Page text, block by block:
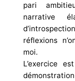
pari
narrative
réflexions
moi.
L’exercice
démonstration